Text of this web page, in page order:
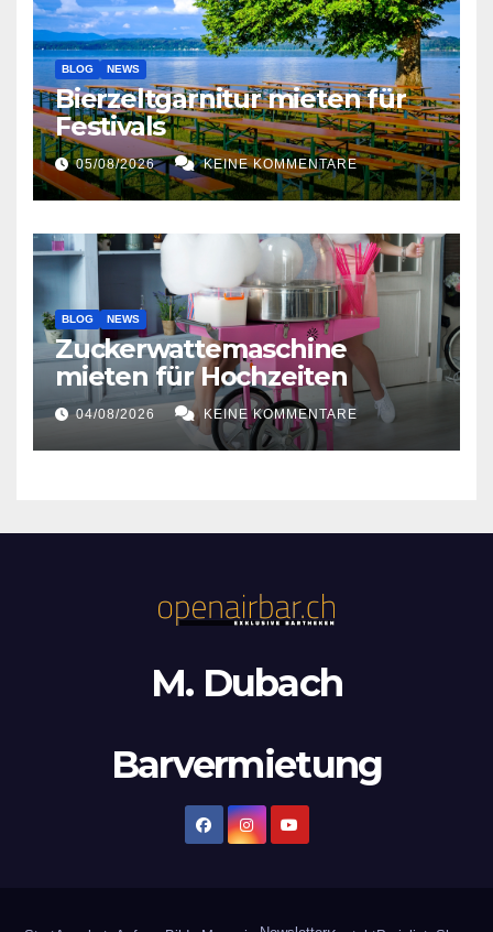
BLOG NEWS
Bierzeltgarnitur mieten für
Festivals
05/08/2026 KEINE KOMMENTARE
BLOG NEWS
Zuckerwattemaschine
mieten für Hochzeiten
04/08/2026 KEINE KOMMENTARE
M. Dubach
Barvermietung